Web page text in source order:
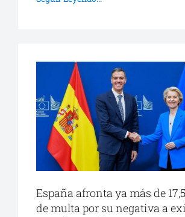
España afronta ya más de
de multa por su negativa a